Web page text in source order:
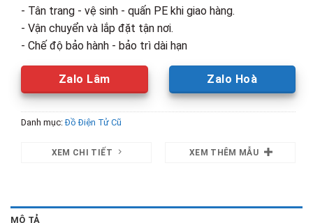
- Tân trang - vệ sinh - quấn PE khi giao hàng.
- Vận chuyển và lắp đặt tận nơi.
- Chế độ bảo hành - bảo trì dài hạn
Zalo Lâm Zalo Hoà
Danh mục:Đồ Điện Tử Cũ
XEM CHI TIẾT XEM THÊM MẪU
MÔ TẢ